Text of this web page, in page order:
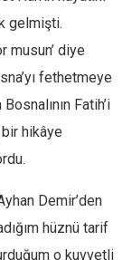
gelmişti.
musun’ diye
fethetmeye
Fatih’i
bir hikâye
Demir’den
hüznü tarif
o kuvvetli